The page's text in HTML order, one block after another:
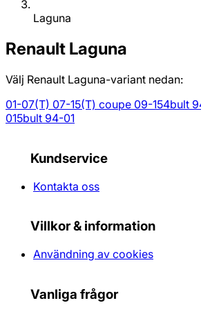
Laguna
Renault Laguna
Välj Renault Laguna-variant nedan:
01-07(T) 07-15(T) coupe 09-154bult
015bult 94-01
Kundservice
Kontakta oss
Villkor & information
Användning av cookies
Vanliga frågor